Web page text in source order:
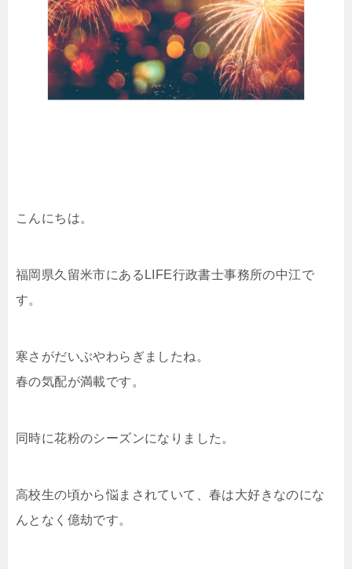
こんにちは。
福岡県久留米市にあるLIFE行政書士事務所の中江で
す。
寒さがだいぶやわらぎましたね。
春の気配が満載です。
同時に花粉のシーズンになりました。
高校生の頃から悩まされていて、春は大好きなのにな
んとなく億劫です。